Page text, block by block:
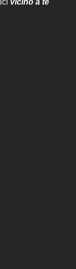
vicino a te